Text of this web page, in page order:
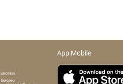
App Mobile